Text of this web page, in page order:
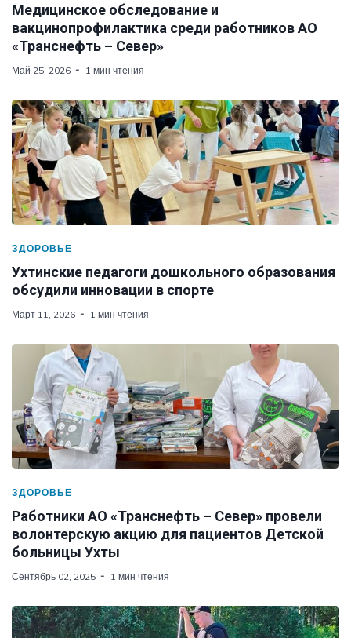
Медицинское обследование и
вакцинопрофилактика среди работников АО
«Транснефть – Север»
Май 25, 2026 1 мин чтения
ЗДОРОВЬЕ
Ухтинские педагоги дошкольного образования
обсудили инновации в спорте
Март 11, 2026 1 мин чтения
ЗДОРОВЬЕ
Работники АО «Транснефть – Север» провели
волонтерскую акцию для пациентов Детской
больницы Ухты
Сентябрь 02, 2025 1 мин чтения